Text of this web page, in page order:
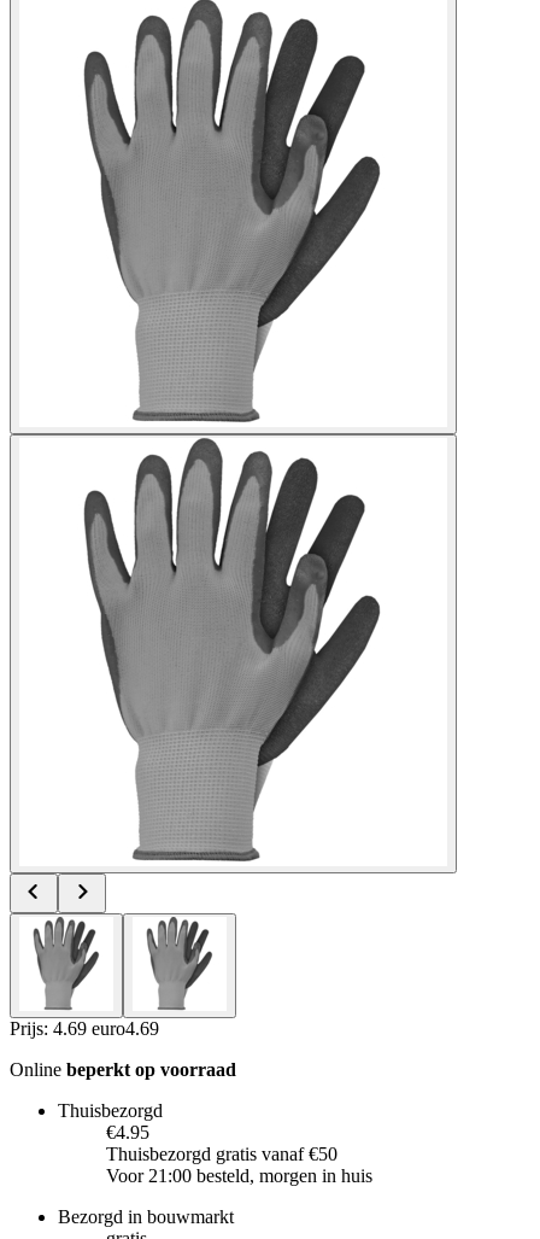
Prijs: 4.69 euro4.69
Online beperkt op voorraad
Thuisbezorgd
€4.95
Thuisbezorgd gratis vanaf €50
Voor 21:00 besteld, morgen in huis
Bezorgd in bouwmarkt